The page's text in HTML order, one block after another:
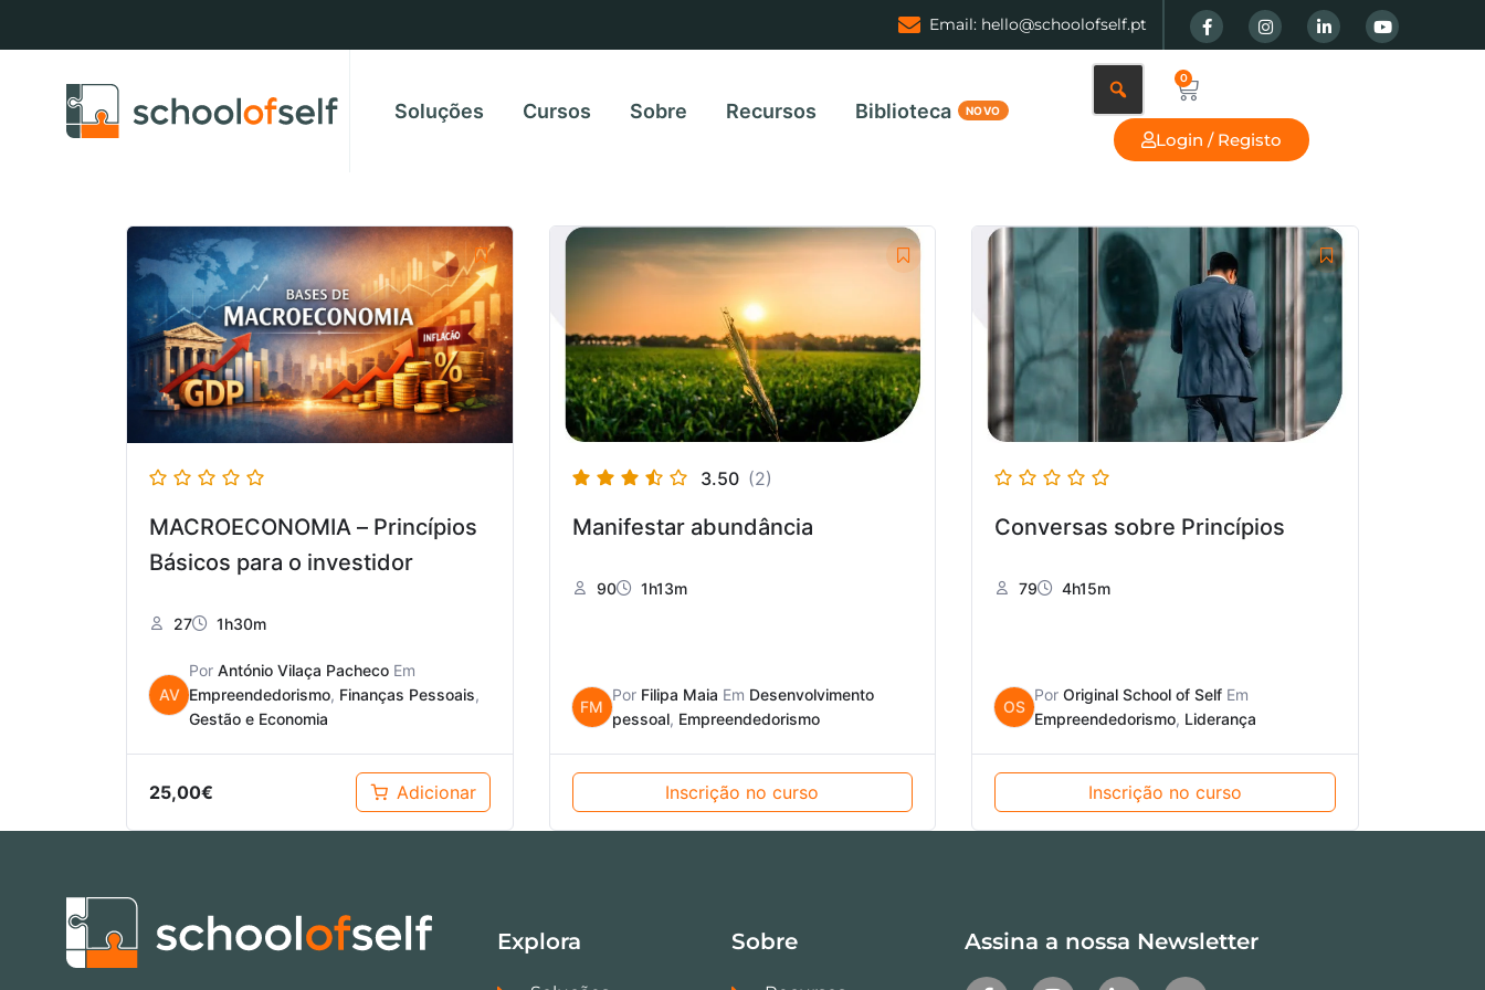
Email: hello@schoolofself.pt
Soluções Cursos Sobre Recursos Biblioteca
0
Login / Registo
MACROECONOMIA – Princípios
Básicos para o investidor
27 1h30m
AV
Por António Vilaça Pacheco Em
Empreendedorismo, Finanças Pessoais,
Gestão e Economia
25,00€ Adicionar
3.50 (2)
Manifestar abundância
90 1h13m
FM
Por Filipa Maia Em Desenvolvimento
pessoal, Empreendedorismo
Inscrição no curso
Conversas sobre Princípios
79 4h15m
OS
PorOriginal School of Self Em
Empreendedorismo, Liderança
Inscrição no curso
Explora Sobre Assina a nossa Newsletter